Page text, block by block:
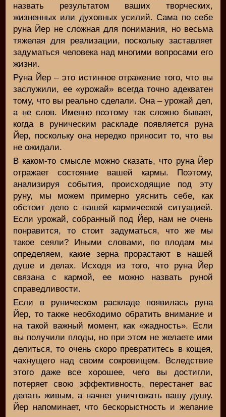
назвать результатом ваших творческих,
жизненных или духовных усилий. Сама по себе
руна Йер не сложная для понимания, но весьма
тяжелая для реализации, поскольку заставляет
задуматься человека над многими вопросами его
жизни.
Руна Йер – это истинное отражение того, что вы
заслужили, ее «урожай» всегда точно адекватен
тому, что вы реально сделали. Она – урожай дел,
а не слов. Именно поэтому так сложно бывает,
когда в руническим раскладе появляется руна
Йер, поскольку она нередко приносит то, что вы
не ожидали.
В каком-то смысле можно сказать, что руна Йер
отражает состояние вашей кармы. Поэтому,
анализируя события, происходящие под эту
руну, мы можем примерно уяснить себе, как
обстоит дело с нашей кармической ситуацией.
Если урожай, собранный под Йер, нам не очень
понравится, то стоит задуматься, что же мы
такое сеяли? Иными словами, по плодам мы
определяем, какие зерна прорастают в нашей
душе и делах. Исходя из того, что руна Йер
связана с кармой, ее можно назвать руной
справедливости.
Если в руническом раскладе появилась руна
Йер, то также необходимо обратить внимание и
на такой важный момент, как «жадность». Если
вы получили плоды, но при этом не желаете ими
делиться, то очень скоро превратитесь в кощея,
чахнущего над своим сокровищем. Вследствие
этого даже все хорошее, чего вы достигли,
потеряет свою эффективность, перестанет вас
делать живым, а начнет уничтожать вашу душу.
Йер напоминает, что бескорыстность и желание